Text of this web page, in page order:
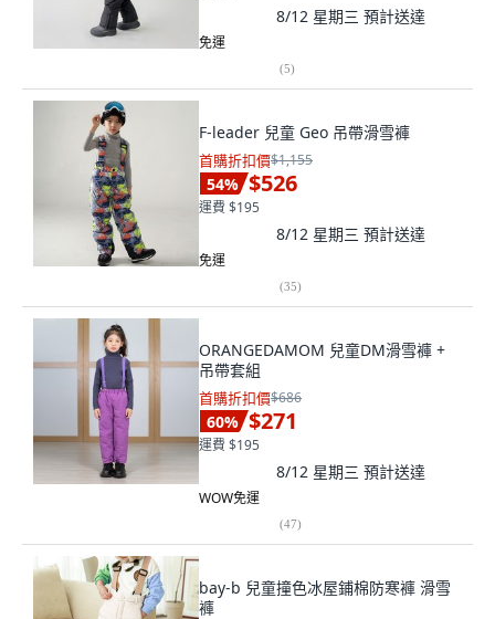
8/12 星期三 預計送達
免運
(5)
F-leader 兒童 Geo 吊帶滑雪褲
首購折扣價$1,155
54% $526
運費 $195
8/12 星期三 預計送達
免運
(35)
ORANGEDAMOM 兒童DM滑雪褲 +
吊帶套組
首購折扣價$686
60% $271
運費 $195
8/12 星期三 預計送達
WOW免運
(47)
bay-b 兒童撞色冰屋鋪棉防寒褲 滑雪
褲